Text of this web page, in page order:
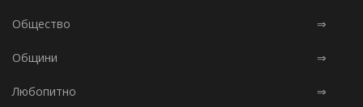
Общество ⇒
Общини ⇒
Любопитно ⇒